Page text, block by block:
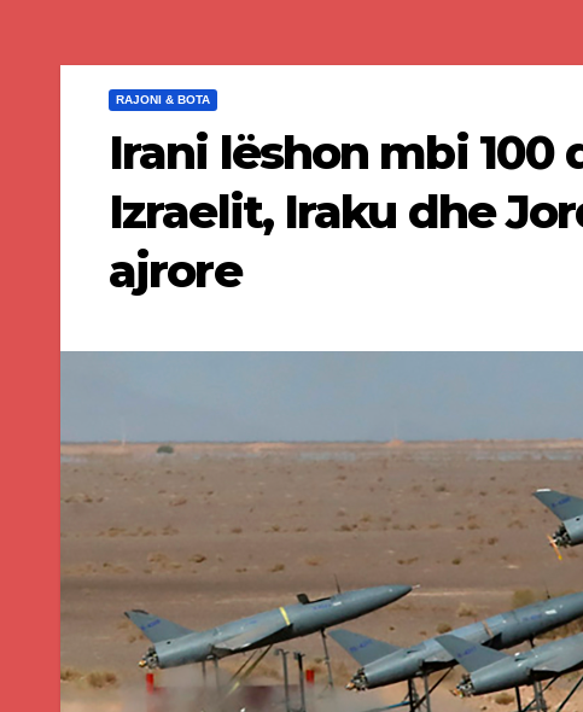
RAJONI & BOTA
Irani lëshon mbi
Izraelit, Iraku dhe
ajrore